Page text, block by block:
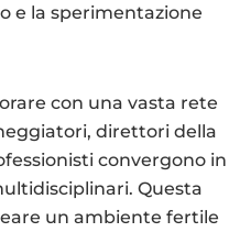
e la sperimentazione
con una vasta rete
direttori della
convergono in
Questa
un ambiente fertile